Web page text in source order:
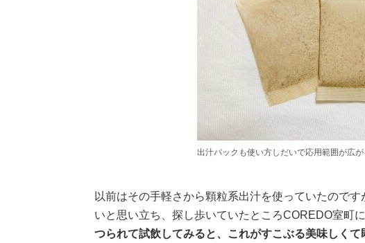
出汁パックも使い方しだいで応用範囲が広が
以前はその手軽さから顆粒系出汁を使っていたので
いと思い立ち、探し歩いていたところCOREDO室町に
つられて試飲してみると、これがすこぶる美味しくて